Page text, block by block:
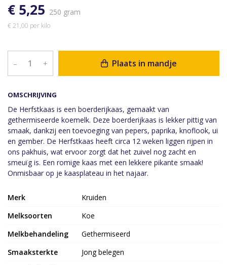
OMSCHRIJVING
De Herfstkaas is een boerderijkaas, gemaakt van
gethermiseerde koemelk. Deze boerderijkaas is lekker pittig van
smaak, dankzij een toevoeging van pepers, paprika, knoflook, ui
en gember. De Herfstkaas heeft circa 12 weken liggen rijpen in
ons pakhuis, wat ervoor zorgt dat het zuivel nog zacht en
smeuïg is. Een romige kaas met een lekkere pikante smaak!
Onmisbaar op je kaasplateau in het najaar.
€ 5,25 250 gram
€ 21,00 per kilo
– + Plaats in mandje
Merk
Kruiden
Melksoorten
Koe
Melkbehandeling
Gethermiseerd
Smaaksterkte
Jong belegen